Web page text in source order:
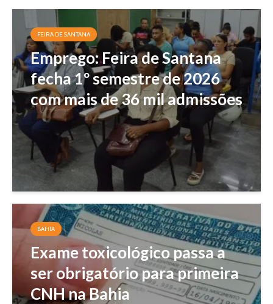
FEIRA DE SANTANA
Emprego: Feira de Santana
fecha 1º semestre de 2026
com mais de 36 mil admissões
BAHIA
Exame toxicológico passa a
ser obrigatório para primeira
CNH na Bahia